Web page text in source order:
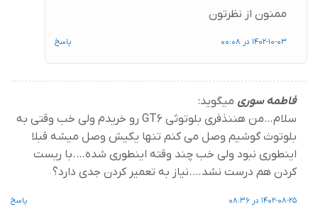
ممنون از نظرتون
1402-10-03 در 00:08 پاسخ
فاطمه سوری میگوید:
سلام…من هننذفری بلوتوثی GT6 رو خریدم ولی خب وقتی به
بلوتوث گوشیم وصل می کنم تنها یکیش وصل میشه قبلا
اینطوری نبود ولی خب چند وقته اینطوری شده….با ریست
کردن هم درست نشد….نیاز به تعمیر کردن جدی دارد؟
1402-08-25 در 08:36 پاسخ